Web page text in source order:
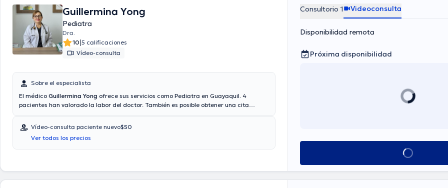
Guillermina Yong
Pediatra
Dra.
10|5 calificaciones
Vídeo-consulta
Sobre el especialista
El médico Guillermina Yong ofrece sus servicios como Pediatra en Guayaquil. 4
pacientes han valorado la labor del doctor. También es posible obtener una cita
con cualquier aseguradora son aceptadas. El precio de la consulta con el Dr.
Guillermina Yong es de $80. En su consultorio abarca todo lo relacionado con Control
de crecimiento y desarrollo, Trastornos alimenticios, Trastornos de sueño,
Vacunación.
Vídeo-consulta paciente nuevo$50
Ver todos los precios
Consultorio 1 Videoconsulta
Disponibilidad remota
Próxima disponibilidad
Ver más horarios